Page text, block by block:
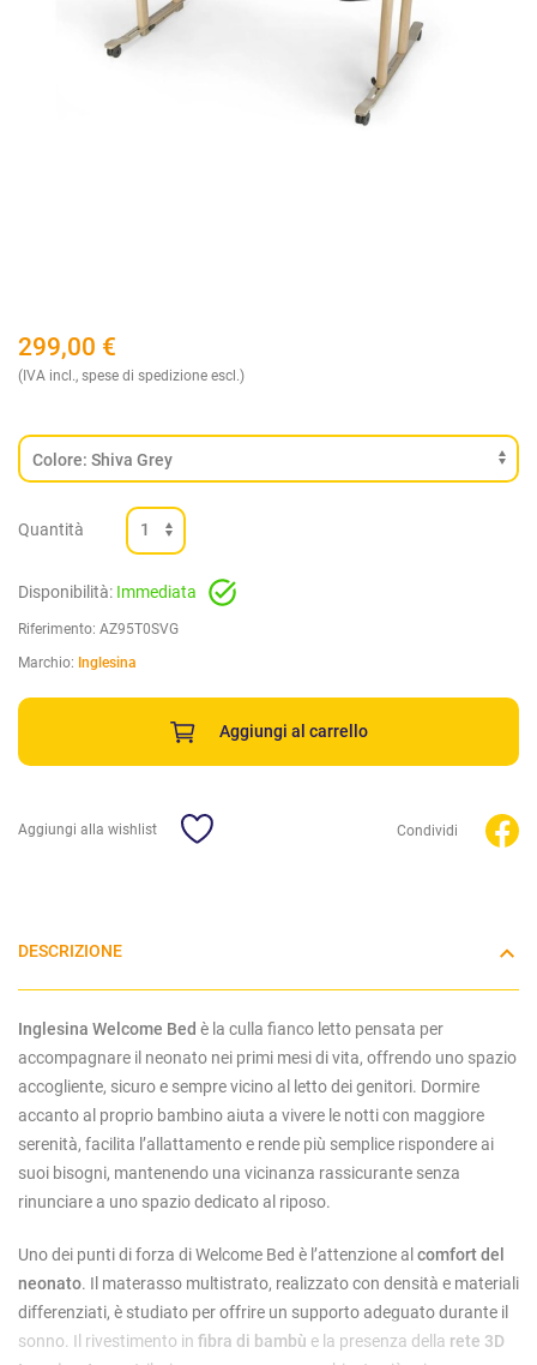
299,00 €
(IVA incl., spese di spedizione escl.)
Quantità
Disponibilità: Immediata
Riferimento: AZ95T0SVG
Marchio: Inglesina
Aggiungi al carrello
Aggiungi alla wishlist Condividi
DESCRIZIONE
Inglesina Welcome Bed è la culla fianco letto pensata per
accompagnare il neonato nei primi mesi di vita, offrendo uno spazio
accogliente, sicuro e sempre vicino al letto dei genitori. Dormire
accanto al proprio bambino aiuta a vivere le notti con maggiore
serenità, facilita l’allattamento e rende più semplice rispondere ai
suoi bisogni, mantenendo una vicinanza rassicurante senza
rinunciare a uno spazio dedicato al riposo.
Uno dei punti di forza di Welcome Bed è l’attenzione al comfort del
neonato. Il materasso multistrato, realizzato con densità e materiali
differenziati, è studiato per offrire un supporto adeguato durante il
sonno. Il rivestimento in fibra di bambù e la presenza della rete 3D